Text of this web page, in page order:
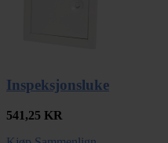
Inspeksjonsluke
541,25 KR